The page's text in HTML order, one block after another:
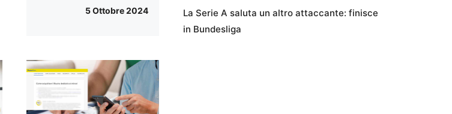
5 Ottobre 2024
La Serie A saluta un altro attaccante: finisce
in Bundesliga